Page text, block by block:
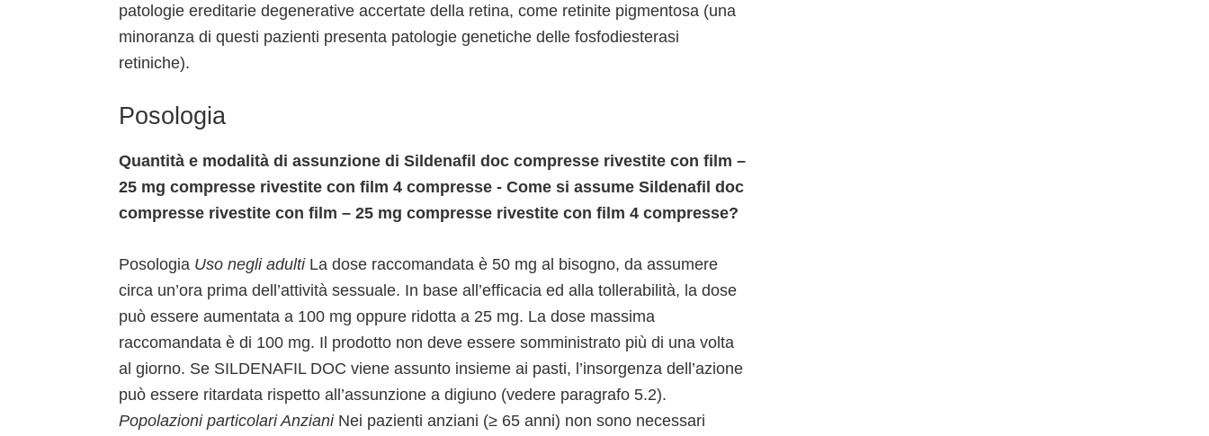
patologie ereditarie degenerative accertate della retina, come retinite pigmentosa (una
minoranza di questi pazienti presenta patologie genetiche delle fosfodiesterasi
retiniche).
Posologia
Quantità e modalità di assunzione di Sildenafil doc compresse rivestite con film –
25 mg compresse rivestite con film 4 compresse - Come si assume Sildenafil doc
compresse rivestite con film – 25 mg compresse rivestite con film 4 compresse?
Posologia Uso negli adulti La dose raccomandata è 50 mg al bisogno, da assumere
circa un’ora prima dell’attività sessuale. In base all’efficacia ed alla tollerabilità, la dose
può essere aumentata a 100 mg oppure ridotta a 25 mg. La dose massima
raccomandata è di 100 mg. Il prodotto non deve essere somministrato più di una volta
al giorno. Se SILDENAFIL DOC viene assunto insieme ai pasti, l’insorgenza dell’azione
può essere ritardata rispetto all’assunzione a digiuno (vedere paragrafo 5.2).
Popolazioni particolariAnziani Nei pazienti anziani (≥ 65 anni) non sono necessari